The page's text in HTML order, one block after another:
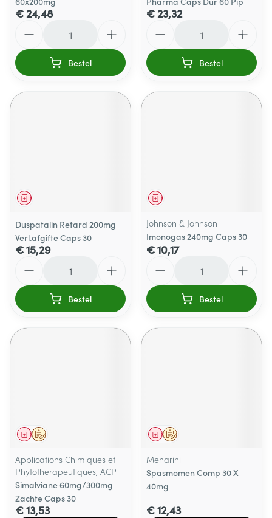
€ 24,48
Bestel
€ 23,32
Bestel
Geneesmiddel
Duspatalin Retard 200mg
Verl.afgifte Caps 30
€ 15,29
Bestel
Geneesmiddel
Johnson & Johnson
Imonogas 240mg Caps 30
€ 10,17
Bestel
Op voorschrift
Geneesmiddel
Applications Chimiques et
Phytotherapeutiques, ACP
Simalviane 60mg/300mg
Zachte Caps 30
€ 13,53
Op voorschrift
Geneesmiddel
Menarini
Spasmomen Comp 30 X
40mg
€ 12,43